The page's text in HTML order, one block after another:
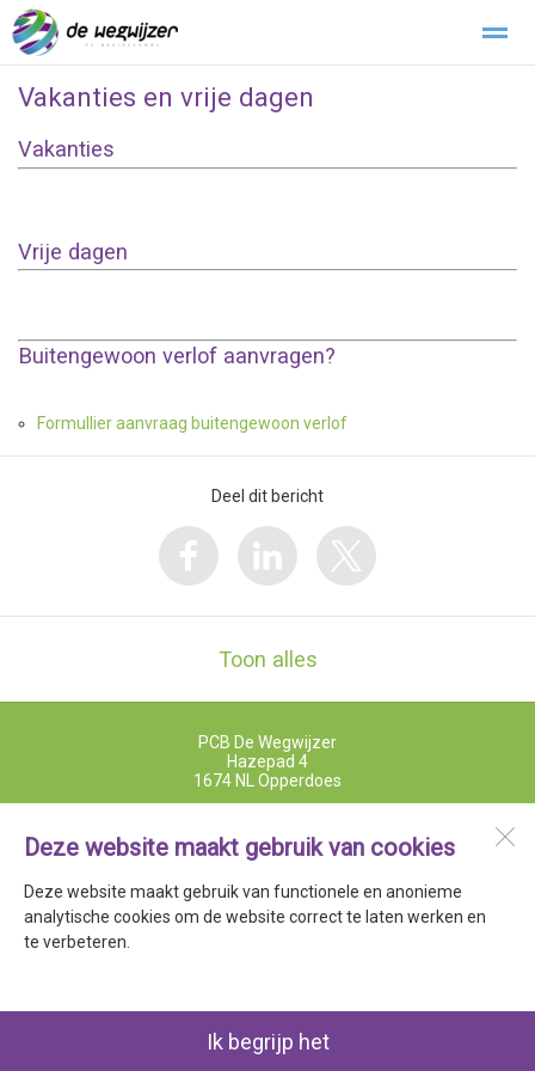
Buitengewoon verlof Klachtenregeling
Deze website maakt gebruik van cookies
Deze website maakt gebruik van functionele en anonieme
analytische cookies om de website correct te laten werken en
te verbeteren.
Ik begrijp het
Vakanties en vrije dagen
Vakanties
Vrije dagen
Buitengewoon verlof aanvragen?
Formullier aanvraag buitengewoon verlof
Deel dit bericht
Toon alles
PCB De Wegwijzer
Hazepad 4
1674 NL
Opperdoes
Open desktopversie
SdH Vormgeving |Ziber DS4